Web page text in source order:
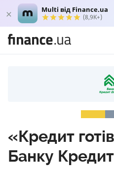
Multi від Finance.ua
(8,9K+)
«Кредит
Банку